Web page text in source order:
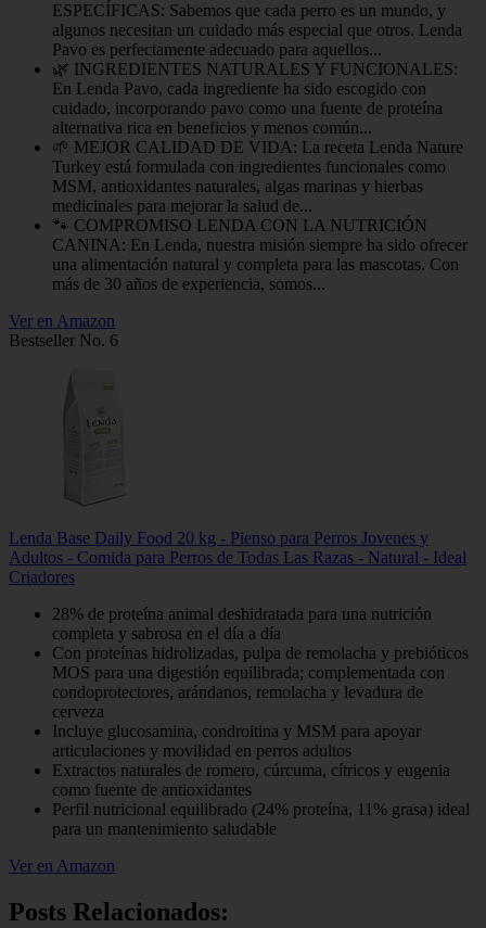
ESPECÍFICAS: Sabemos que cada perro es un mundo, y
algunos necesitan un cuidado más especial que otros. Lenda
Pavo es perfectamente adecuado para aquellos...
🌿 INGREDIENTES NATURALES Y FUNCIONALES:
En Lenda Pavo, cada ingrediente ha sido escogido con
cuidado, incorporando pavo como una fuente de proteína
alternativa rica en beneficios y menos común...
🌱 MEJOR CALIDAD DE VIDA: La receta Lenda Nature
Turkey está formulada con ingredientes funcionales como
MSM, antioxidantes naturales, algas marinas y hierbas
medicinales para mejorar la salud de...
🐾 COMPROMISO LENDA CON LA NUTRICIÓN
CANINA: En Lenda, nuestra misión siempre ha sido ofrecer
una alimentación natural y completa para las mascotas. Con
más de 30 años de experiencia, somos...
Ver en Amazon
Bestseller No. 6
Lenda Base Daily Food 20 kg - Pienso para Perros Jovenes y
Adultos - Comida para Perros de Todas Las Razas - Natural - Ideal
Criadores
28% de proteína animal deshidratada para una nutrición
completa y sabrosa en el día a día
Con proteínas hidrolizadas, pulpa de remolacha y prebióticos
MOS para una digestión equilibrada; complementada con
condoprotectores, arándanos, remolacha y levadura de
cerveza
Incluye glucosamina, condroitina y MSM para apoyar
articulaciones y movilidad en perros adultos
Extractos naturales de romero, cúrcuma, cítricos y eugenia
como fuente de antioxidantes
Perfil nutricional equilibrado (24% proteína, 11% grasa) ideal
para un mantenimiento saludable
Ver en Amazon
Posts Relacionados: